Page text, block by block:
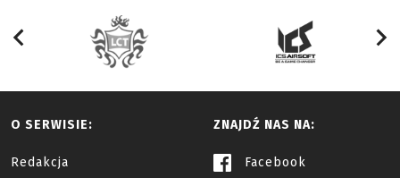
O SERWISIE:
Redakcja
ZNAJDŹ NAS NA:
Facebook